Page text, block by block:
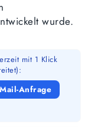
wurde.
mit 1 Klick
Anfrage